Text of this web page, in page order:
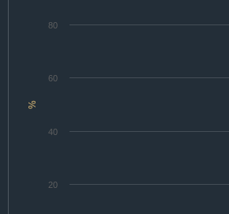
%
20
40
60
80